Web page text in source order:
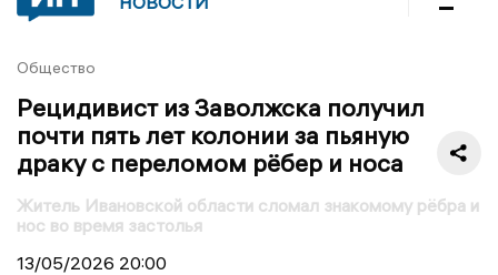
Общество
Рецидивист из Заволжска получил
почти пять лет колонии за пьяную
драку с переломом рёбер и носа
Житель Ивановской области сломал знакомому рёбра и
нос во время застолья
13/05/2026 20:00